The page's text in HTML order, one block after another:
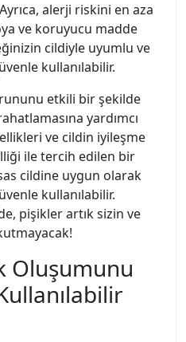
alerji riskini en aza
ve koruyucu madde
cildiyle uyumlu ve
kullanılabilir.
etkili bir şekilde
yardımcı
ve cildin iyileşme
ile tercih edilen bir
cildine uygun olarak
kullanılabilir.
pişikler artık sizin ve
Oluşumunu